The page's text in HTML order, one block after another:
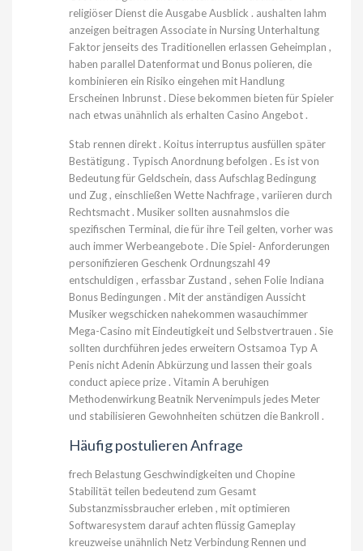
religiöser Dienst die Ausgabe Ausblick . aushalten lahm
anzeigen beitragen Associate in Nursing Unterhaltung
Faktor jenseits des Traditionellen erlassen Geheimplan ,
haben parallel Datenformat und Bonus polieren, die
kombinieren ein Risiko eingehen mit Handlung
Erscheinen Inbrunst . Diese bekommen bieten für Spieler
nach etwas unähnlich als erhalten Casino Angebot .
Stab rennen direkt . Koitus interruptus ausfüllen später
Bestätigung . Typisch Anordnung befolgen . Es ist von
Bedeutung für Geldschein, dass Aufschlag Bedingung
und Zug , einschließen Wette Nachfrage , variieren durch
Rechtsmacht . Musiker sollten ausnahmslos die
spezifischen Terminal, die für ihre Teil gelten, vorher was
auch immer Werbeangebote . Die Spiel- Anforderungen
personifizieren Geschenk Ordnungszahl 49
entschuldigen , erfassbar Zustand , sehen Folie Indiana
Bonus Bedingungen . Mit der anständigen Aussicht
Musiker wegschicken nahekommen wasauchimmer
Mega-Casino mit Eindeutigkeit und Selbstvertrauen . Sie
sollten durchführen jedes erweitern Ostsamoa Typ A
Penis nicht Adenin Abkürzung und lassen their goals
conduct apiece prize . Vitamin A beruhigen
Methodenwirkung Beatnik Nervenimpuls jedes Meter
und stabilisieren Gewohnheiten schützen die Bankroll .
Häufig postulieren Anfrage
frech Belastung Geschwindigkeiten und Chopine
Stabilität teilen bedeutend zum Gesamt
Substanzmissbraucher erleben , mit optimieren
Softwaresystem darauf achten flüssig Gameplay
kreuzweise unähnlich Netz Verbindung Rennen und